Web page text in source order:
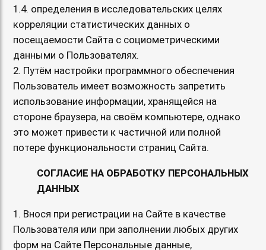
1.4. определения в исследовательских целях
корреляции статистических данных о
посещаемости Сайта с социометрическими
данными о Пользователях.
2. Путём настройки программного обеспечения
Пользователь имеет возможность запретить
использование информации, хранящейся на
стороне браузера, на своём компьютере, однако
это может привести к частичной или полной
потере функциональности страниц Сайта.
СОГЛАСИЕ НА ОБРАБОТКУ ПЕРСОНАЛЬНЫХ
ДАННЫХ
1. Внося при регистрации на Сайте в качестве
Пользователя или при заполнении любых других
форм на Сайте Персональные данные,